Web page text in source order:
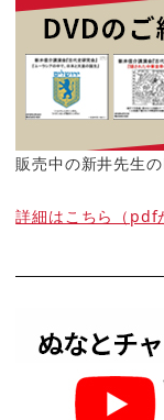
販売中の新井先生
詳細はこちら（pdf